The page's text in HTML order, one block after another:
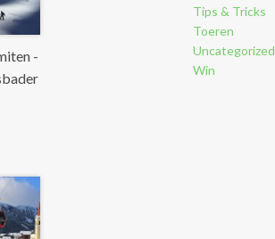
-
Tips & Tricks
Toeren
Uncategorized
Win